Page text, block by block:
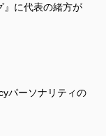
』に代表の緒方が
パーソナリティの